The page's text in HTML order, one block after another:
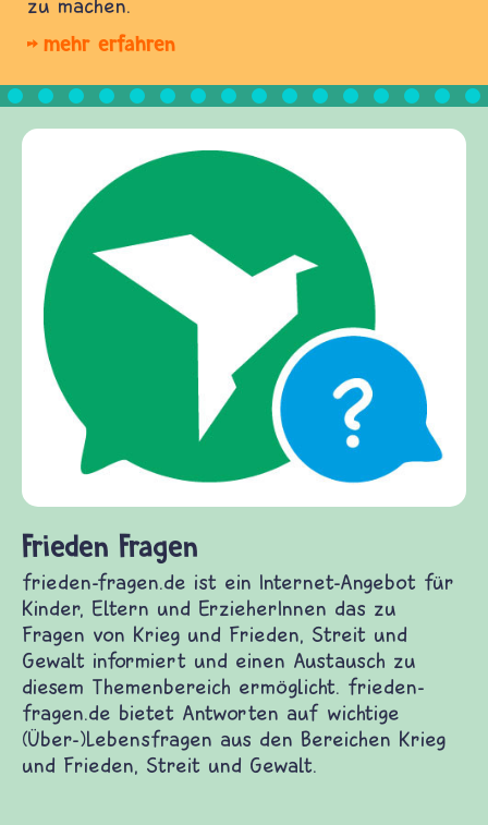
mehr erfahren
Frieden Fragen
frieden-fragen.de ist ein Internet-Angebot für
Kinder, Eltern und ErzieherInnen das zu
Fragen von Krieg und Frieden, Streit und
Gewalt informiert und einen Austausch zu
diesem Themenbereich ermöglicht. frieden-
fragen.de bietet Antworten auf wichtige
(Über-)Lebensfragen aus den Bereichen Krieg
und Frieden, Streit und Gewalt.